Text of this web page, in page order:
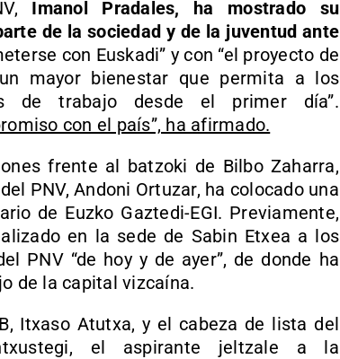
Imanol Pradales, ha mostrado su
de la sociedad y de la juventud ante
con Euskadi” y con “el proyecto de
mayor bienestar que permita a los
de trabajo desde el primer día”.
con el país”, ha afirmado.
frente al batzoki de Bilbo Zaharra,
PNV, Andoni Ortuzar, ha colocado una
de Euzko Gaztedi-EGI. Previamente,
en la sede de Sabin Etxea a los
PNV “de hoy y de ayer”, de donde ha
de la capital vizcaína.
Itxaso Atutxa, y el cabeza de lista del
el aspirante jeltzale a la